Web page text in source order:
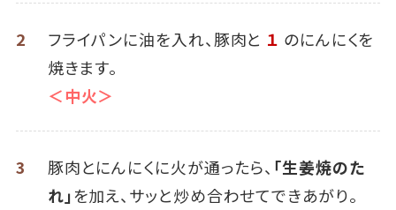
2 フライパンに油を入れ、豚肉と １ のにんにくを
焼きます。
＜中火＞
3 豚肉とにんにくに火が通ったら、 「生姜焼のた
れ」を加え、サッと炒め合わせてできあがり。